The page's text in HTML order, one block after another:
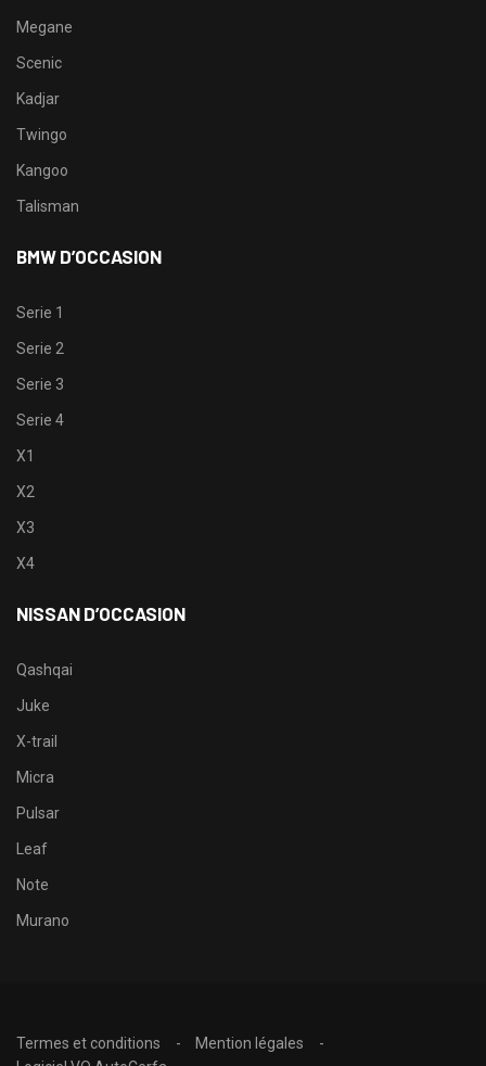
Megane
Scenic
Kadjar
Twingo
Kangoo
Talisman
BMW D’OCCASION
Serie 1
Serie 2
Serie 3
Serie 4
X1
X2
X3
X4
NISSAN D’OCCASION
Qashqai
Juke
X-trail
Micra
Pulsar
Leaf
Note
Murano
Termes et conditions
Mention légales